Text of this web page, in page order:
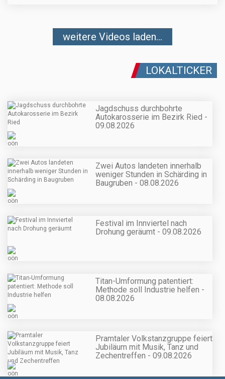
weitere Videos laden...
LOKALTICKER
Jagdschuss durchbohrte
Autokarosserie im Bezirk Ried -
09.08.2026
Zwei Autos landeten innerhalb
weniger Stunden in Schärding in
Baugruben - 08.08.2026
Festival im Innviertel nach
Drohung geräumt - 09.08.2026
Titan-Umformung patentiert:
Methode soll Industrie helfen -
08.08.2026
Pramtaler Volkstanzgruppe feiert
Jubiläum mit Musik, Tanz und
Zechentreffen - 09.08.2026